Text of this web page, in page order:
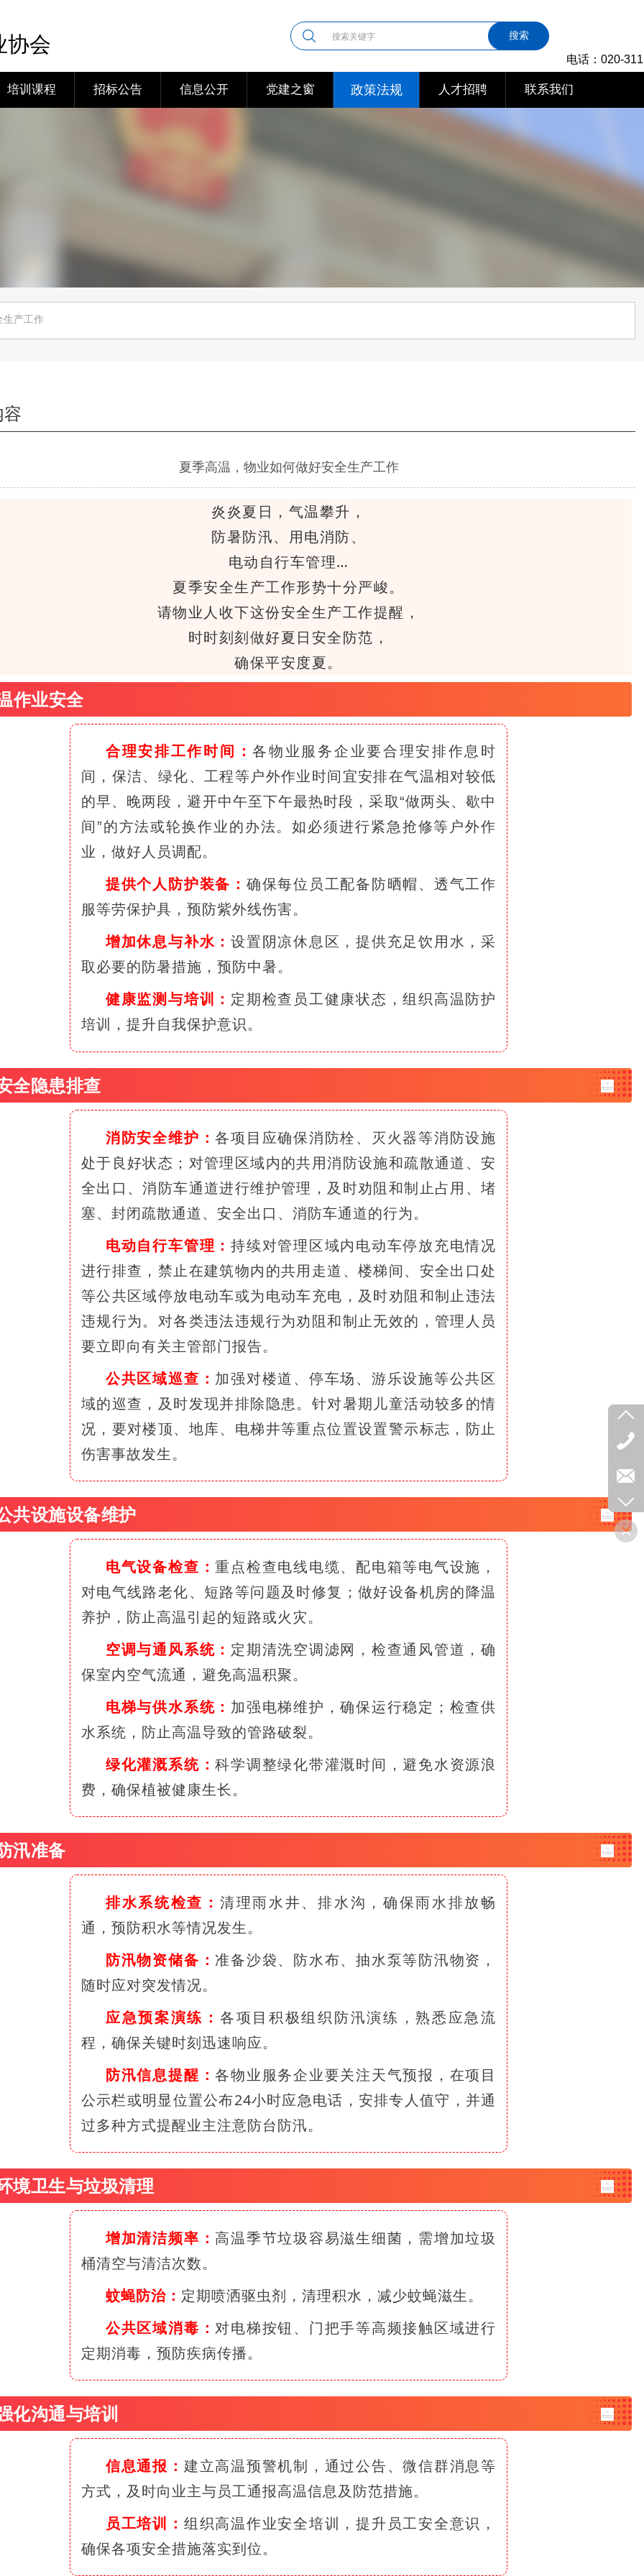
协会
电话：020-
搜索
培训课程 招标公告 信息公开 党建之窗 政策法规 人才招聘 联系我们
生产工作
容
夏季高温，物业如何做好安全生产工作
炎炎夏日，气温攀升，
防暑防汛、用电消防、
电动自行车管理…
夏季安全生产工作形势十分严峻。
请物业人收下这份安全生产工作提醒，
时时刻刻做好夏日安全防范，
确保平安度夏。
作业安全
合理安排工作时间：各物业服务企业要合理安排作息时
间，保洁、绿化、工程等户外作业时间宜安排在气温相对较低
的早、晚两段，避开中午至下午最热时段，采取“做两头、歇中
间”的方法或轮换作业的办法。如必须进行紧急抢修等户外作
业，做好人员调配。
提供个人防护装备： 确保每位员工配备防晒帽、透气工作
服等劳保护具，预防紫外线伤害。
增加休息与补水：设置阴凉休息区，提供充足饮用水，采
取必要的防暑措施，预防中暑。
健康监测与培训： 定期检查员工健康状态，组织高温防护
培训，提升自我保护意识。
全隐患排查
消防安全维护：各项目应确保消防栓、灭火器等消防设施
处于良好状态；对管理区域内的共用消防设施和疏散通道、安
全出口、消防车通道进行维护管理，及时劝阻和制止占用、堵
塞、封闭疏散通道、安全出口、消防车通道的行为。
电动自行车管理：持续对管理区域内电动车停放充电情况
进行排查，禁止在建筑物内的共用走道、楼梯间、安全出口处
等公共区域停放电动车或为电动车充电，及时劝阻和制止违法
违规行为。对各类违法违规行为劝阻和制止无效的，管理人员
要立即向有关主管部门报告。
公共区域巡查： 加强对楼道、停车场、游乐设施等公共区
域的巡查，及时发现并排除隐患。针对暑期儿童活动较多的情
况，要对楼顶、地库、电梯井等重点位置设置警示标志，防止
伤害事故发生。
共设施设备维护
电气设备检查：重点检查电线电缆、配电箱等电气设施，
对电气线路老化、短路等问题及时修复；做好设备机房的降温
养护，防止高温引起的短路或火灾。
空调与通风系统： 定期清洗空调滤网，检查通风管道，确
保室内空气流通，避免高温积聚。
电梯与供水系统： 加强电梯维护，确保运行稳定；检查供
水系统，防止高温导致的管路破裂。
绿化灌溉系统：科学调整绿化带灌溉时间，避免水资源浪
费，确保植被健康生长。
汛准备
排水系统检查： 清理雨水井、排水沟，确保雨水排放畅
通，预防积水等情况发生。
防汛物资储备： 准备沙袋、防水布、抽水泵等防汛物资，
随时应对突发情况。
应急预案演练： 各项目积极组织防汛演练，熟悉应急流
程，确保关键时刻迅速响应。
防汛信息提醒：各物业服务企业要关注天气预报，在项目
公示栏或明显位置公布24小时应急电话，安排专人值守，并通
过多种方式提醒业主注意防台防汛。
境卫生与垃圾清理
增加清洁频率： 高温季节垃圾容易滋生细菌，需增加垃圾
桶清空与清洁次数。
蚊蝇防治： 定期喷洒驱虫剂，清理积水，减少蚊蝇滋生。
公共区域消毒：对电梯按钮、门把手等高频接触区域进行
定期消毒，预防疾病传播。
化沟通与培训
信息通报： 建立高温预警机制，通过公告、微信群消息等
方式，及时向业主与员工通报高温信息及防范措施。
员工培训： 组织高温作业安全培训，提升员工安全意识，
确保各项安全措施落实到位。